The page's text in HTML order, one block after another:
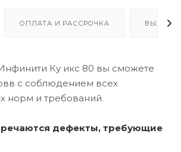
ОПЛАТА И РАССРОЧКА ВЫЗОВ
Ку икс 80 вы сможете
с соблюдением всех
норм и требований.
дефекты, требующие